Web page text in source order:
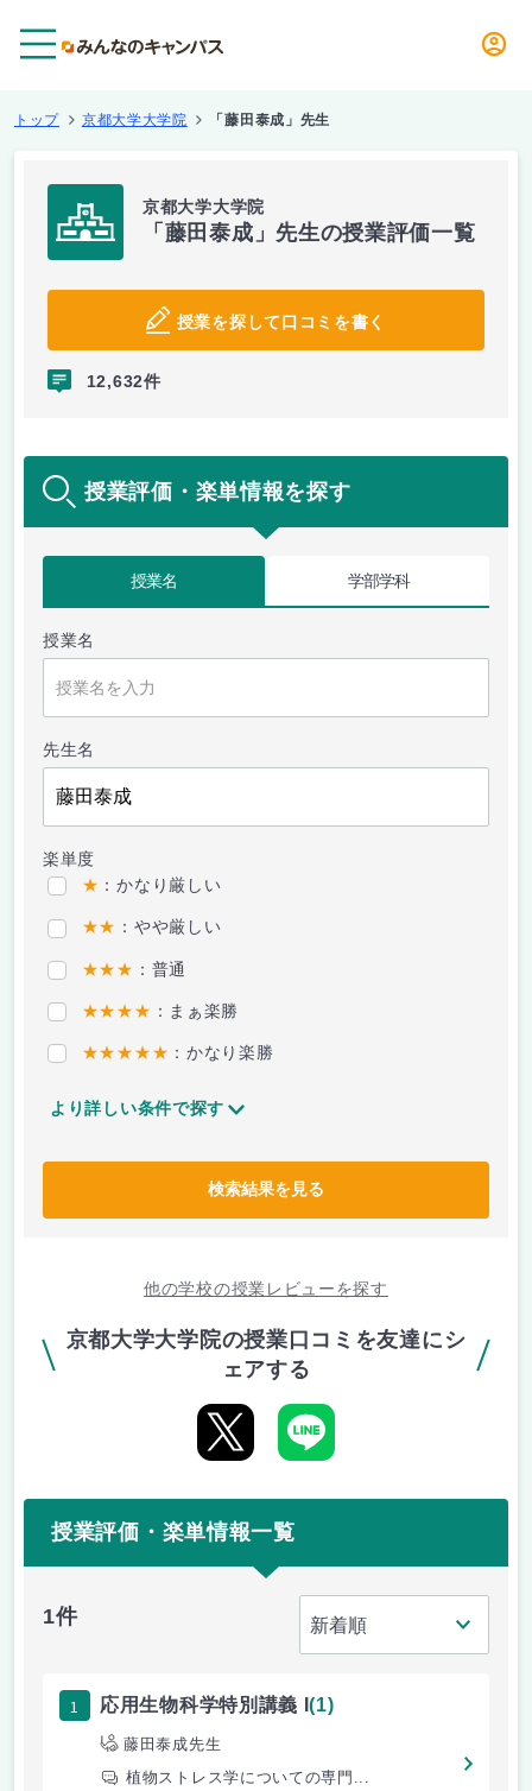
トップ 京都大学大学院 「藤田泰成」先生
京都大学大学院
「藤田泰成」先生の授業評価一覧
授業を探して口コミを書く
12,632件
授業評価・楽単情報を探す
授業名 学部学科
授業名
先生名
楽単度
★ ：かなり厳しい
★★ ：やや厳しい
★★★ ：普通
★★★★ ：まぁ楽勝
★★★★★ ：かなり楽勝
より詳しい条件で探す
検索結果を見る
他の学校の授業レビューを探す
京都大学大学院の授業口コミを友達にシ
ェアする
授業評価・楽単情報一覧
1件
1 応用生物科学特別講義 I(1)
藤田泰成先生
植物ストレス学についての専門...